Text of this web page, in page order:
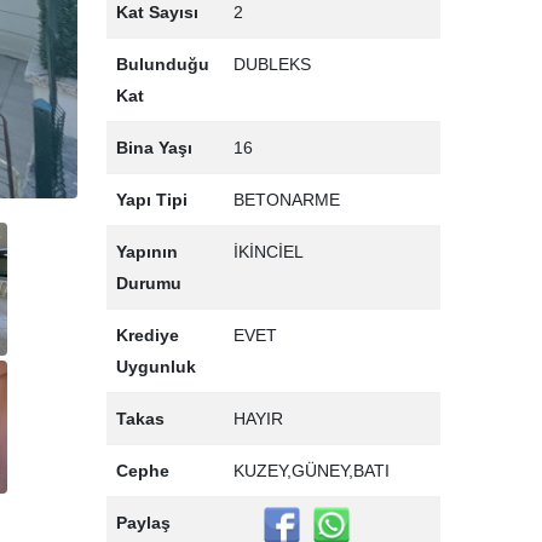
Kat Sayısı 2
Bulunduğu
Kat
DUBLEKS
Bina Yaşı 16
Yapı Tipi BETONARME
Yapının
Durumu
İKİNCİEL
Krediye
Uygunluk
EVET
Takas HAYIR
Cephe KUZEY,GÜNEY,BATI
Paylaş